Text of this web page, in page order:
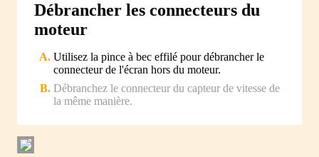
Débrancher les connecteurs du
moteur
Utilisez la pince à bec effilé pour débrancher le
connecteur de l'écran hors du moteur.
Débranchez le connecteur du capteur de vitesse de
la même manière.